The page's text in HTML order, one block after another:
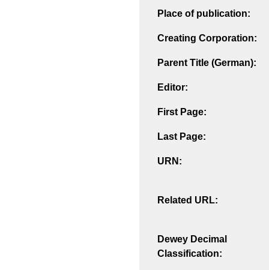
Place of publication:
Creating Corporation:
Parent Title (German):
Editor:
First Page:
Last Page:
URN:
Related URL:
Dewey Decimal
Classification: